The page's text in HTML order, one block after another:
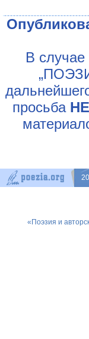
В случае
просьба
«Поэзия и